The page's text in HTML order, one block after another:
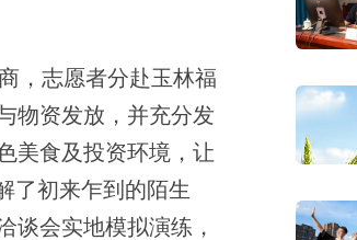
，志愿者分赴玉林福
物资发放，并充分发
美食及投资环境，让
了初来乍到的陌生
谈会实地模拟演练，